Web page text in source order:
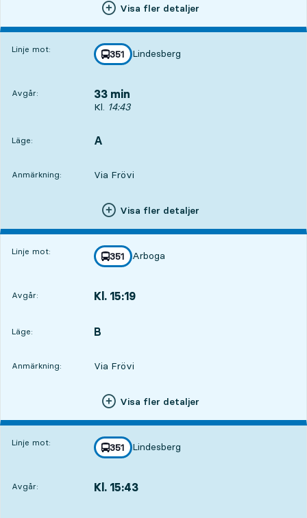
Visa fler detaljer
Linje mot: linje
351
mot
Lindesberg
,
Avgår: 33 min
Avgår, Kl. 14:43, om 33 min
Kl. 14:43
Läge:
LÄGE, A
,
Anmärkning: Via Frövi
Visa fler detaljer
Linje mot: linje
351
mot
Arboga
,
Avgår: Kl. 15:19
Läge:
LÄGE, B
,
Anmärkning: Via Frövi
Visa fler detaljer
Linje mot: linje
351
mot
Lindesberg
,
Avgår: Kl. 15:43